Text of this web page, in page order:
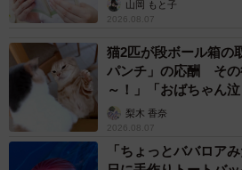
山岡 もと子
2026.08.07
猫2匹が段ボール箱の
パンチ」の応酬 その
～！」「おばちゃん
梨木 香奈
2026.08.07
「ちょっとババロア